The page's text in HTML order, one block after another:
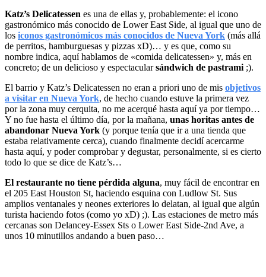
Katz’s Delicatessen es una de ellas y, probablemente: el icono
gastronómico más conocido de Lower East Side, al igual que uno de
los iconos gastronómicos más conocidos de Nueva York (más allá
de perritos, hamburguesas y pizzas xD)… y es que, como su
nombre indica, aquí hablamos de «comida delicatessen» y, más en
concreto; de un delicioso y espectacularsándwich de pastrami;).
El barrio y Katz’s Delicatessen no eran a priori uno de mis objetivos
a visitar en Nueva York, de hecho cuando estuve la primera vez
por la zona muy cerquita, no me acerqué hasta aquí ya por tiempo…
Y no fue hasta el último día, por la mañana, unas horitas antes de
abandonar Nueva York (y porque tenía que ir a una tienda que
estaba relativamente cerca), cuando finalmente decidí acercarme
hasta aquí, y poder comprobar y degustar, personalmente, si es cierto
todo lo que se dice de Katz’s…
El restaurante no tiene pérdida alguna, muy fácil de encontrar en
el 205 East Houston St, haciendo esquina con Ludlow St. Sus
amplios ventanales y neones exteriores lo delatan, al igual que algún
turista haciendo fotos (como yo xD) ;). Las estaciones de metro más
cercanas son Delancey-Essex Sts o Lower East Side-2nd Ave, a
unos 10 minutillos andando a buen paso…